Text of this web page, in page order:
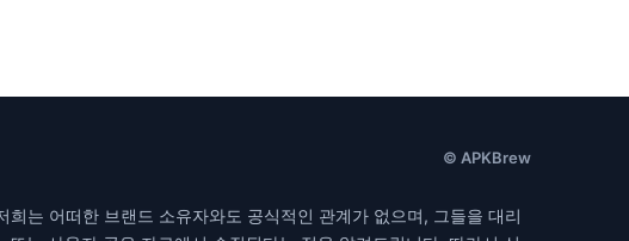
© APKBrew
는 어떠한 브랜드 소유자와도 공식적인 관계가 없으며, 그들을 대리